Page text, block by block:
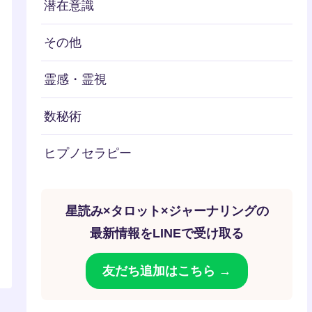
潜在意識
その他
霊感・霊視
数秘術
ヒプノセラピー
星読み×タロット×ジャーナリングの
最新情報をLINEで受け取る
友だち追加はこちら →